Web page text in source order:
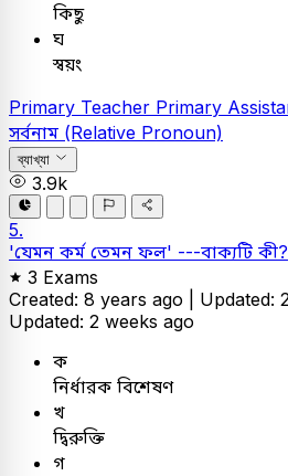
কিছু
ঘ
স্বয়ং
Primary Teacher Primary
সর্বনাম (Relative Pronoun)
ব্যাখ্যা
3.9k
5.
'যেমন কর্ম তেমন ফল' ---বাক্যটি কী?
3 Exams
Created: 8 years ago | Updated:
Updated: 2 weeks ago
ক
নির্ধারক বিশেষণ
খ
দ্বিরুক্তি
গ